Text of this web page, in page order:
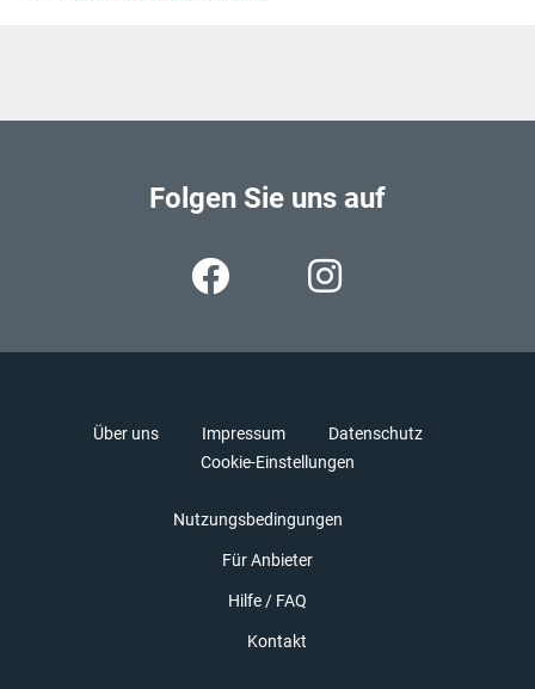
Folgen Sie uns auf
Über uns Impressum
Datenschutz
Cookie-Einstellungen
Nutzungsbedingungen
Für Anbieter
Hilfe / FAQ
Kontakt